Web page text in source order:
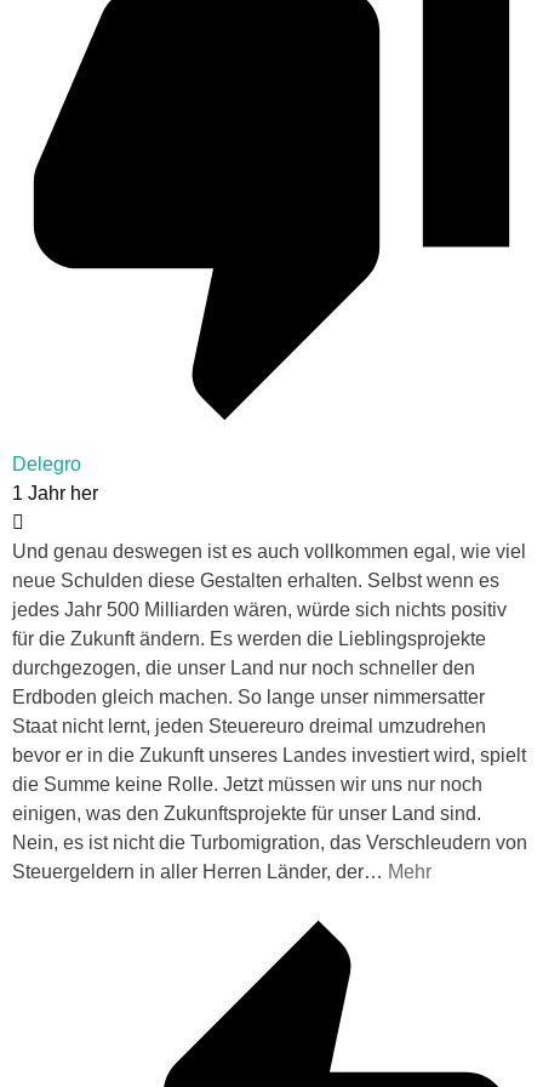
Delegro
1 Jahr her
Und genau deswegen ist es auch vollkommen egal, wie viel
neue Schulden diese Gestalten erhalten. Selbst wenn es
jedes Jahr 500 Milliarden wären, würde sich nichts positiv
für die Zukunft ändern. Es werden die Lieblingsprojekte
durchgezogen, die unser Land nur noch schneller den
Erdboden gleich machen. So lange unser nimmersatter
Staat nicht lernt, jeden Steuereuro dreimal umzudrehen
bevor er in die Zukunft unseres Landes investiert wird, spielt
die Summe keine Rolle. Jetzt müssen wir uns nur noch
einigen, was den Zukunftsprojekte für unser Land sind.
Nein, es ist nicht die Turbomigration, das Verschleudern von
Steuergeldern in aller Herren Länder, der… Mehr